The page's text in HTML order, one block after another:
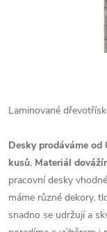
Laminované
Desky prodáváme od
kusů. Materiál
pracovní desky
máme různé dekory,
snadno se udržují a